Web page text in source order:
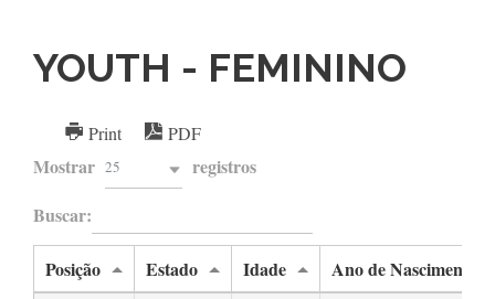
YOUTH - FEMININO
Print PDF
Mostrar 25
registros
Buscar:
Posição Estado Idade Ano de Nascimento